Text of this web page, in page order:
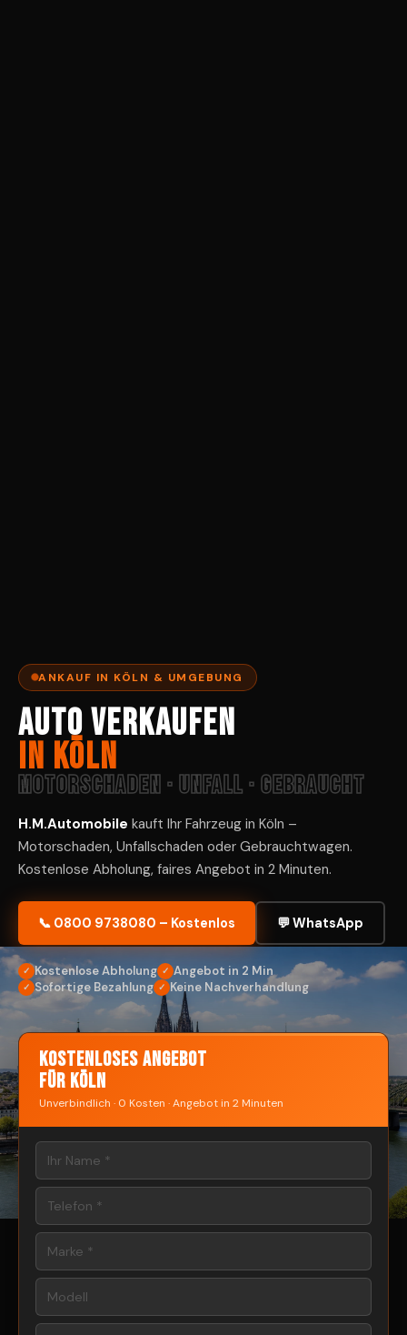
ANKAUF IN KÖLN & UMGEBUNG
Auto verkaufen
in Köln
Motorschaden · Unfall · Gebraucht
H.M.Automobile kauft Ihr Fahrzeug in Köln –
Motorschaden, Unfallschaden oder Gebrauchtwagen.
Kostenlose Abholung, faires Angebot in 2 Minuten.
📞 0800 9738080 – Kostenlos 💬 WhatsApp
✓ Kostenlose Abholung ✓ Angebot in 2 Min
✓ Sofortige Bezahlung ✓ Keine Nachverhandlung
Kostenloses Angebot
für Köln
Unverbindlich · 0 Kosten · Angebot in 2 Minuten